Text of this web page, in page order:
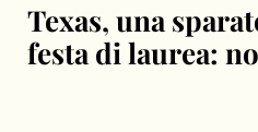
Texas, una
festa di laurea: